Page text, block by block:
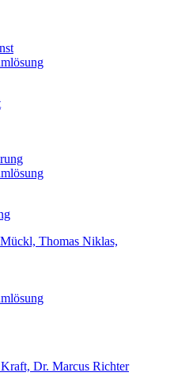
Thomas Niklas,
Dr. Marcus Richter